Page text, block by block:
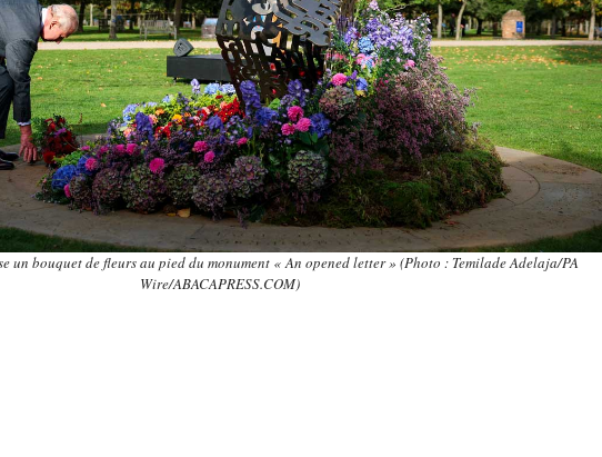
un bouquet de fleurs au pied du monument « An opened letter » (Photo : Temilade Adelaja/PA
Wire/ABACAPRESS.COM)